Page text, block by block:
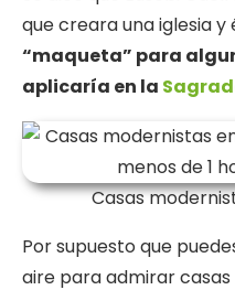
que creara una iglesia y
“maqueta” para
aplicaría en la
Casas
Por supuesto que
aire para admirar